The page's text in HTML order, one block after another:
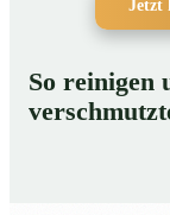
Jetzt
So reinigen